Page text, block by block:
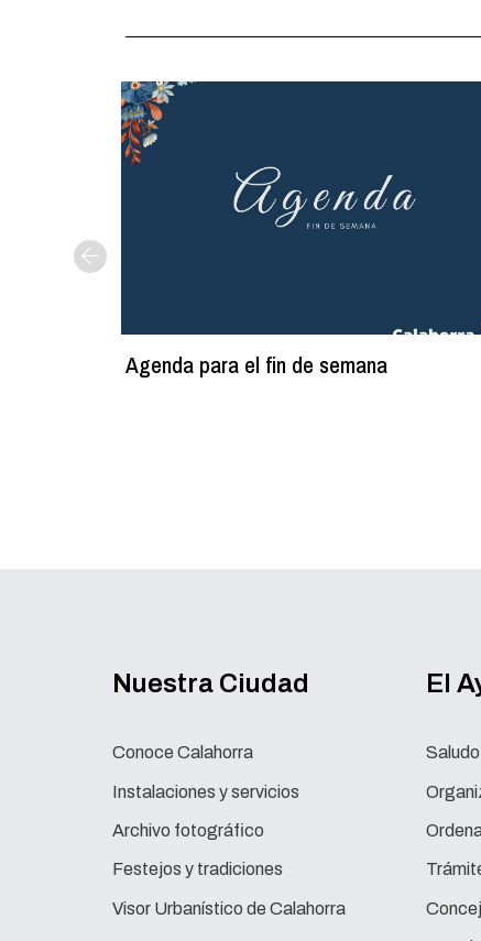
Agenda para el fin de semana
Nuestra Ciudad
Conoce Calahorra
Instalaciones y servicios
Archivo fotográfico
Festejos y tradiciones
Visor Urbanístico de Calahorra
El